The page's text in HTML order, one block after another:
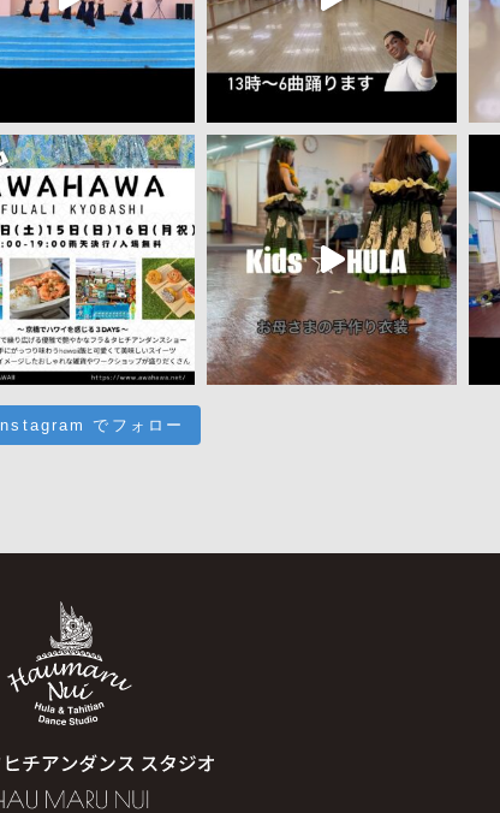
Instagram でフォロー